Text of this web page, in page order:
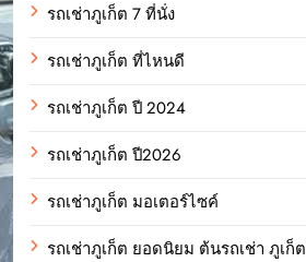
รถเช่าภูเก็ต 7 ที่นั่ง
รถเช่าภูเก็ต ที่ไหนดี
รถเช่าภูเก็ต ปี 2024
รถเช่าภูเก็ต ปี2026
รถเช่าภูเก็ต มอเตอร์ไซค์
รถเช่าภูเก็ต ยอดนิยม ต้นรถเช่า ภูเก็ต